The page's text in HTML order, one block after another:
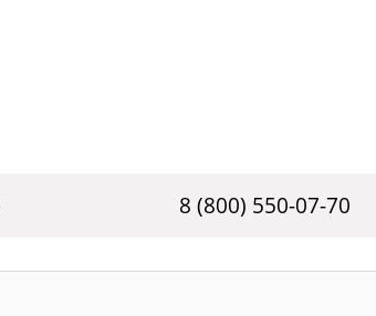
8 (800) 550-07-70